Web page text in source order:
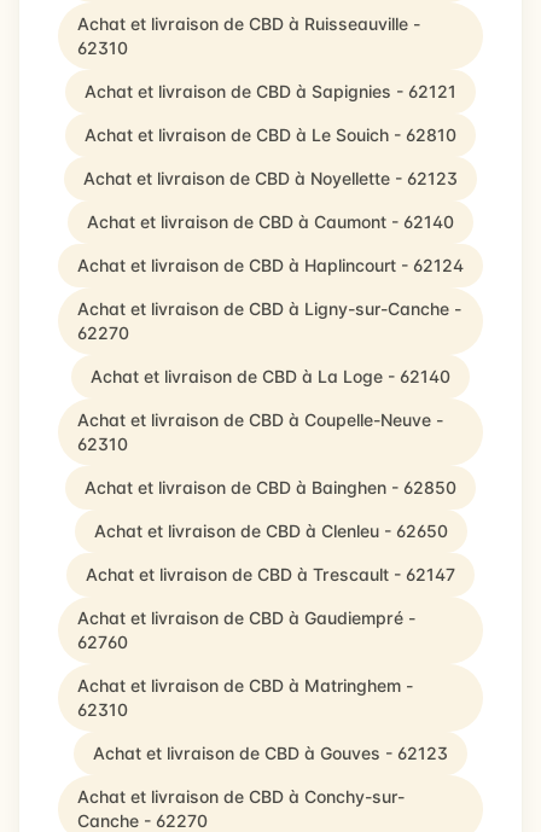
Achat et livraison de CBD à Ruisseauville -
62310
Achat et livraison de CBD à Sapignies - 62121
Achat et livraison de CBD à Le Souich - 62810
Achat et livraison de CBD à Noyellette - 62123
Achat et livraison de CBD à Caumont - 62140
Achat et livraison de CBD à Haplincourt - 62124
Achat et livraison de CBD à Ligny-sur-Canche -
62270
Achat et livraison de CBD à La Loge - 62140
Achat et livraison de CBD à Coupelle-Neuve -
62310
Achat et livraison de CBD à Bainghen - 62850
Achat et livraison de CBD à Clenleu - 62650
Achat et livraison de CBD à Trescault - 62147
Achat et livraison de CBD à Gaudiempré -
62760
Achat et livraison de CBD à Matringhem -
62310
Achat et livraison de CBD à Gouves - 62123
Achat et livraison de CBD à Conchy-sur-
Canche - 62270